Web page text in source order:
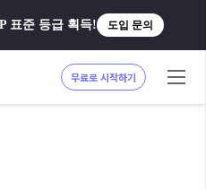
표준 등급 획득! 도입 문의
무료로 시작하기